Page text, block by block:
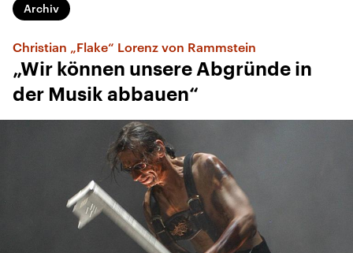
Archiv
Christian „Flake“ Lorenz von Rammstein
„Wir können unsere Abgründe in
der Musik abbauen“